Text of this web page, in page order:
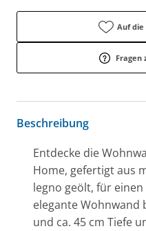
Auf die
Fragen
Beschreibung
Entdecke die
Home, gefertigt aus
legno geölt, für
elegante Wohnwand
und ca. 45 cm Tiefe